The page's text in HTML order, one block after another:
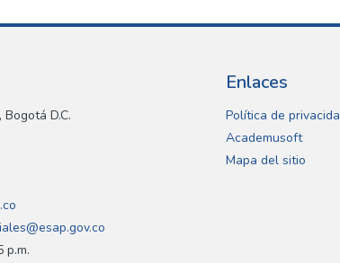
D.C.
p.m.
Enlaces
Política de
Academusoft
Mapa del sitio